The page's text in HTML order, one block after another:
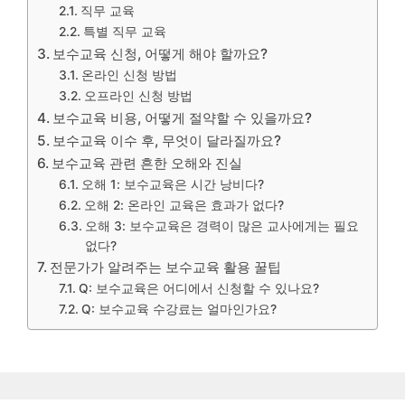
직무 교육
특별 직무 교육
보수교육 신청, 어떻게 해야 할까요?
온라인 신청 방법
오프라인 신청 방법
보수교육 비용, 어떻게 절약할 수 있을까요?
보수교육 이수 후, 무엇이 달라질까요?
보수교육 관련 흔한 오해와 진실
오해 1: 보수교육은 시간 낭비다?
오해 2: 온라인 교육은 효과가 없다?
오해 3: 보수교육은 경력이 많은 교사에게는 필요
없다?
전문가가 알려주는 보수교육 활용 꿀팁
Q: 보수교육은 어디에서 신청할 수 있나요?
Q: 보수교육 수강료는 얼마인가요?